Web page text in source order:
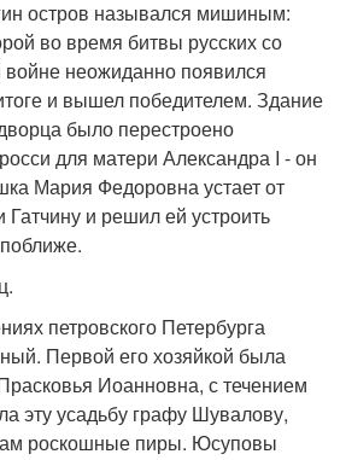
остров назывался мишиным:
во время битвы русских со
неожиданно появился
и вышел победителем. Здание
было перестроено
для матери Александра I - он
Мария Федоровна устает от
Гатчину и решил ей устроить
петровского Петербурга
Первой его хозяйкой была
Иоанновна, с течением
эту усадьбу графу Шувалову,
роскошные пиры. Юсуповы